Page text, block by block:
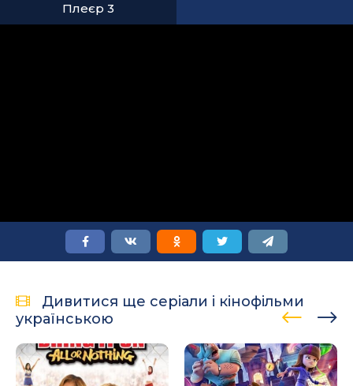
Плеєр 3
Дивитися ще серіали і кінофільми
українською